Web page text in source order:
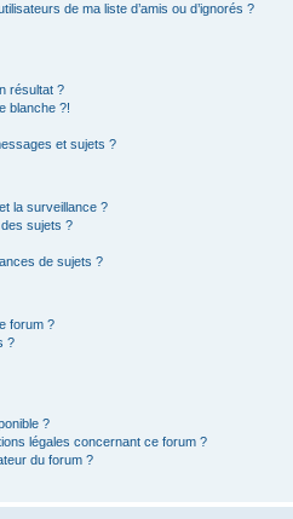
de ma liste d’amis ou d’ignorés ?
résultat ?
blanche ?!
et sujets ?
la surveillance ?
sujets ?
de sujets ?
forum ?
?
?
légales concernant ce forum ?
du forum ?